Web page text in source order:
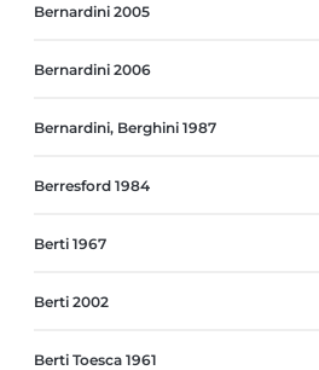
Bernardini 2005
Bernardini 2006
Bernardini, Berghini 1987
Berresford 1984
Berti 1967
Berti 2002
Berti Toesca 1961